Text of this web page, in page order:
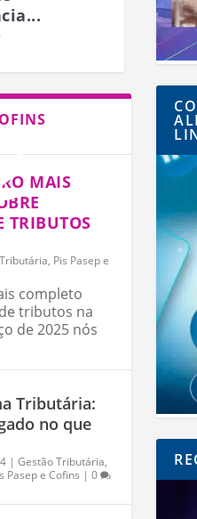
A
MAIS
TRIBUTOS
, Pis Pasep e
completo
tributos na
de 2025 nós
Tributária:
no que
| Gestão Tributária,
Pasep e Cofins | 0